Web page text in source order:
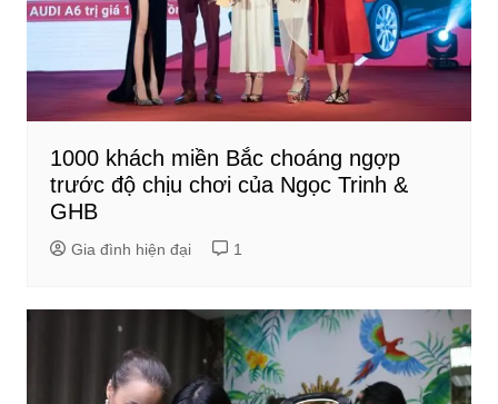
1000 khách miền Bắc choáng ngợp
trước độ chịu chơi của Ngọc Trinh &
GHB
Gia đình hiện đại 1